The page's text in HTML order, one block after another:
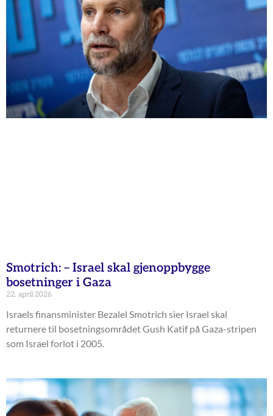
Smotrich: – Israel skal gjenoppbygge
bosetninger i Gaza
22. april 2026
Israels finansminister Bezalel Smotrich sier Israel skal
returnere til bosetningsområdet Gush Katif på Gaza-stripen
som Israel forlot i 2005.